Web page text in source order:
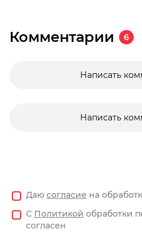
Комментарии 6
Написать
Написать
Даю согласие на
С Политикой обработки
согласен